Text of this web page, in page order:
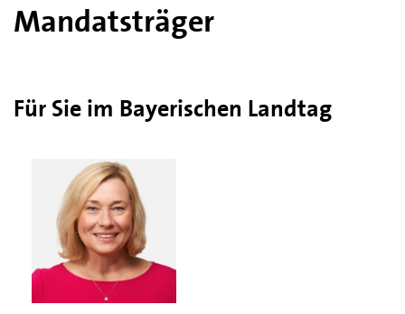
Mandatsträger
Für Sie im Bayerischen Landtag